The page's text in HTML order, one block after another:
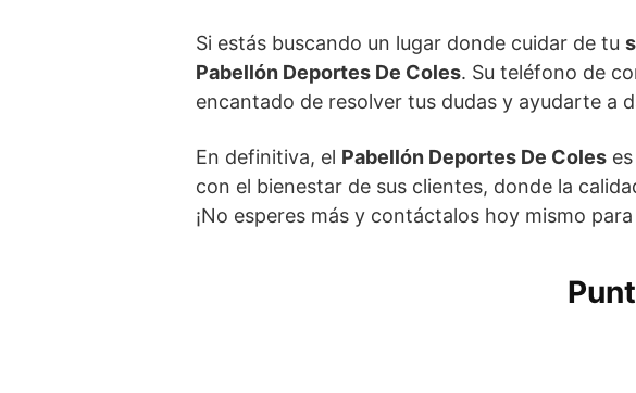
Si estás buscando un lugar donde cuidar de tu
Pabellón Deportes De Coles. Su teléfono de
encantado de resolver tus dudas y ayudarte a
En definitiva, el Pabellón Deportes De Coles
con el bienestar de sus clientes, donde la
¡No esperes más y contáctalos hoy mismo